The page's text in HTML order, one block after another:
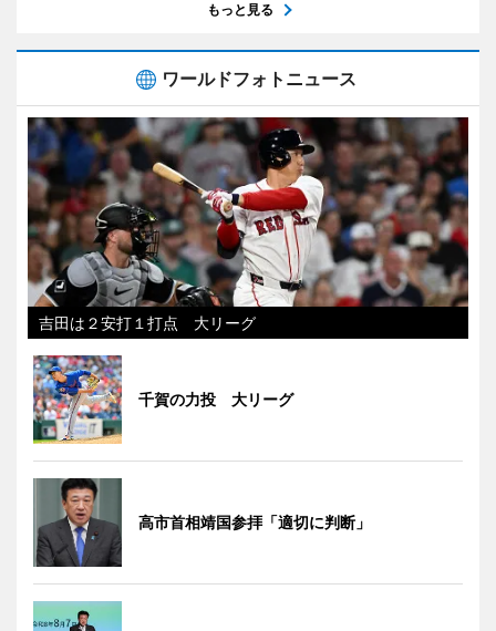
もっと見る
ワールドフォトニュース
吉田は２安打１打点 大リーグ
千賀の力投 大リーグ
高市首相靖国参拝「適切に判断」